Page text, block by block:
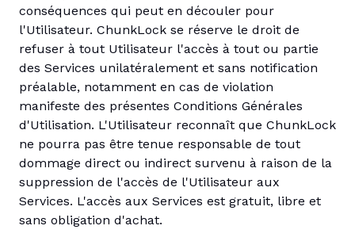
conséquences qui peut en découler pour
l'Utilisateur. ChunkLock se réserve le droit de
refuser à tout Utilisateur l'accès à tout ou partie
des Services unilatéralement et sans notification
préalable, notamment en cas de violation
manifeste des présentes Conditions Générales
d'Utilisation. L'Utilisateur reconnaît que ChunkLock
ne pourra pas être tenue responsable de tout
dommage direct ou indirect survenu à raison de la
suppression de l'accès de l'Utilisateur aux
Services. L'accès aux Services est gratuit, libre et
sans obligation d'achat.